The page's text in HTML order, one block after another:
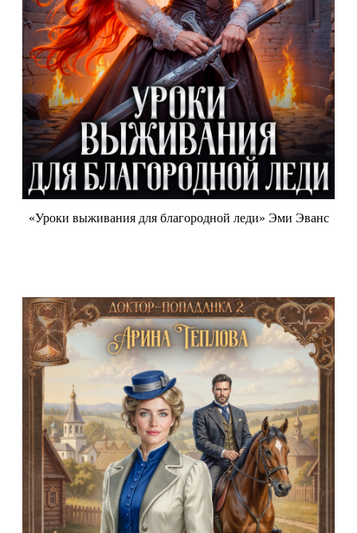
«Уроки выживания для благородной леди» Эми Эванс